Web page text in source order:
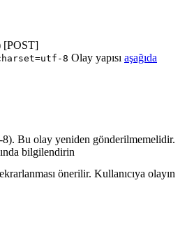
[POST]
8 Olay yapısı aşağıda
8). Bu olay yeniden gönderilmemelidir.
bilgilendirin
önerilir. Kullanıcıya olayın